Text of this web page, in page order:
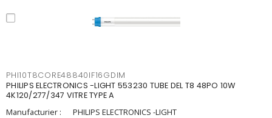
PHI10T8CORE48840IF16GDIM
PHILIPS ELECTRONICS -LIGHT 553230 TUBE DEL T8 48PO 10W
4K120/277/347 VITRE TYPE A
Manufacturier :
PHILIPS ELECTRONICS -LIGHT